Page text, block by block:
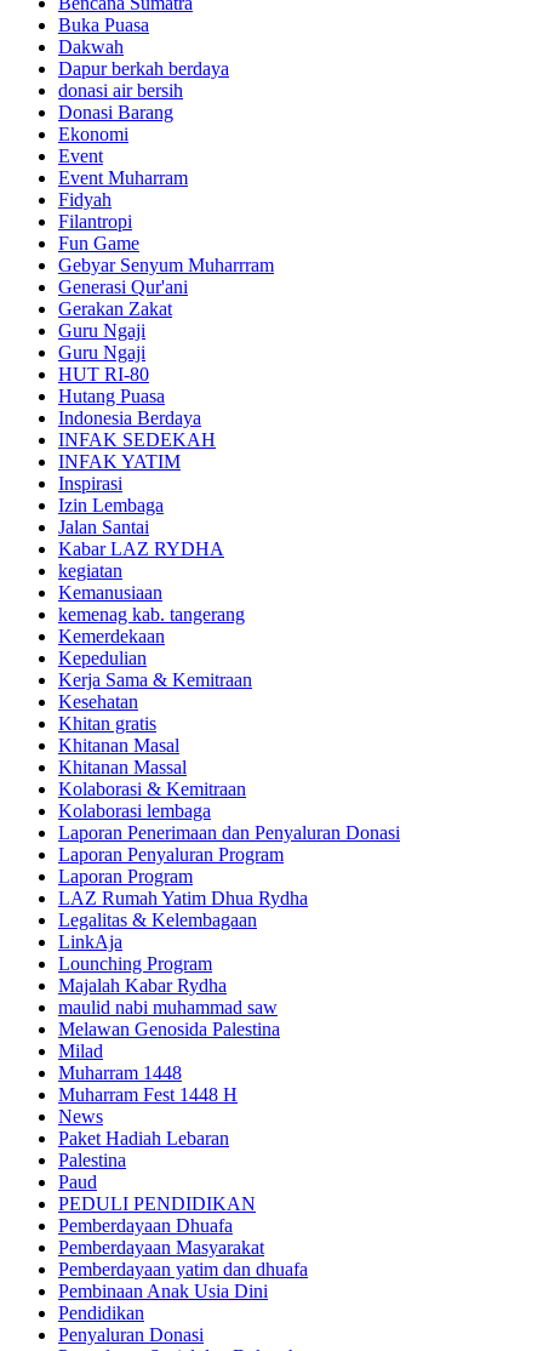
Buka Puasa
Dakwah
Dapur berkah berdaya
donasi air bersih
Donasi Barang
Ekonomi
Event
Event Muharram
Fidyah
Filantropi
Fun Game
Gebyar Senyum Muharrram
Generasi Qur'ani
Gerakan Zakat
Guru Ngaji
Guru Ngaji
HUT RI-80
Hutang Puasa
Indonesia Berdaya
INFAK SEDEKAH
INFAK YATIM
Inspirasi
Izin Lembaga
Jalan Santai
Kabar LAZ RYDHA
kegiatan
Kemanusiaan
kemenag kab. tangerang
Kemerdekaan
Kepedulian
Kerja Sama & Kemitraan
Kesehatan
Khitan gratis
Khitanan Masal
Khitanan Massal
Kolaborasi & Kemitraan
Kolaborasi lembaga
Laporan Penerimaan dan Penyaluran Donasi
Laporan Penyaluran Program
Laporan Program
LAZ Rumah Yatim Dhua Rydha
Legalitas & Kelembagaan
LinkAja
Lounching Program
Majalah Kabar Rydha
maulid nabi muhammad saw
Melawan Genosida Palestina
Milad
Muharram 1448
Muharram Fest 1448 H
News
Paket Hadiah Lebaran
Palestina
Paud
PEDULI PENDIDIKAN
Pemberdayaan Dhuafa
Pemberdayaan Masyarakat
Pemberdayaan yatim dan dhuafa
Pembinaan Anak Usia Dini
Pendidikan
Penyaluran Donasi